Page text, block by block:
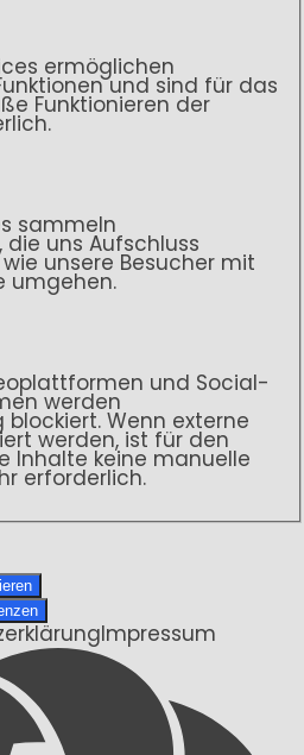
ermöglichen
und sind für das
Funktionieren der
sammeln
uns Aufschluss
unsere Besucher mit
umgehen.
und Social-
werden
Wenn externe
werden, ist für den
Inhalte keine manuelle
erforderlich.
Impressum